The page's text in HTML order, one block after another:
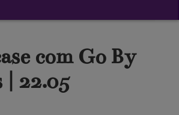
com Go By
| 22.05